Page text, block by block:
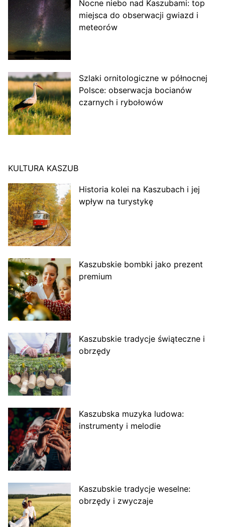
Nocne niebo nad Kaszubami: top
miejsca do obserwacji gwiazd i
meteorów
Szlaki ornitologiczne w północnej
Polsce: obserwacja bocianów
czarnych i rybołowów
KULTURA KASZUB
Historia kolei na Kaszubach i jej
wpływ na turystykę
Kaszubskie bombki jako prezent
premium
Kaszubskie tradycje świąteczne i
obrzędy
Kaszubska muzyka ludowa:
instrumenty i melodie
Kaszubskie tradycje weselne:
obrzędy i zwyczaje